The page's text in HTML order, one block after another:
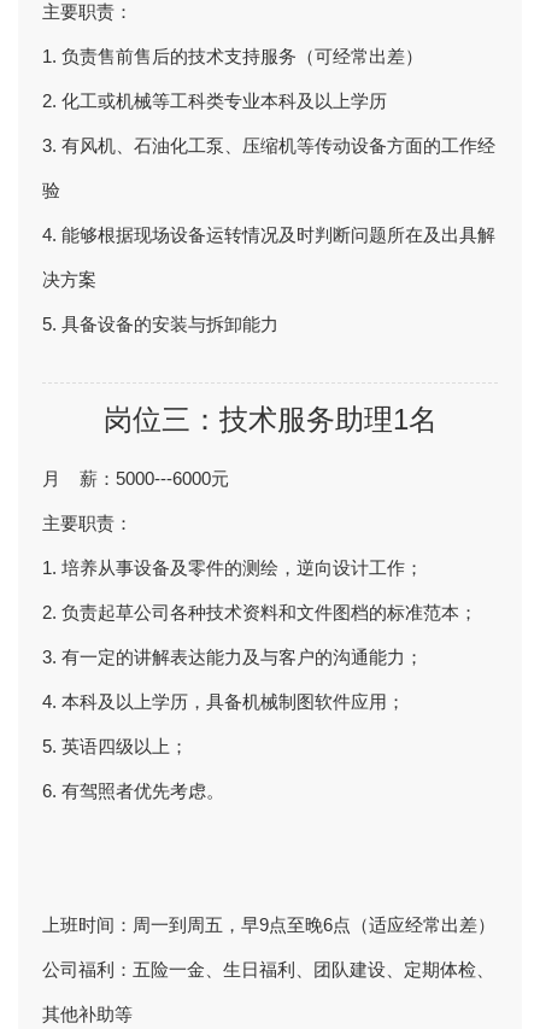
主要职责：
1. 负责售前售后的技术支持服务（可经常出差）
2. 化工或机械等工科类专业本科及以上学历
3. 有风机、石油化工泵、压缩机等传动设备方面的工作经
验
4. 能够根据现场设备运转情况及时判断问题所在及出具解
决方案
5. 具备设备的安装与拆卸能力
岗位三：技术服务助理1名
月 薪：5000---6000元
主要职责：
1. 培养从事设备及零件的测绘，逆向设计工作；
2. 负责起草公司各种技术资料和文件图档的标准范本；
3. 有一定的讲解表达能力及与客户的沟通能力；
4. 本科及以上学历，具备机械制图软件应用；
5. 英语四级以上；
6. 有驾照者优先考虑。
上班时间：周一到周五，早9点至晚6点（适应经常出差）
公司福利：五险一金、生日福利、团队建设、定期体检、
其他补助等